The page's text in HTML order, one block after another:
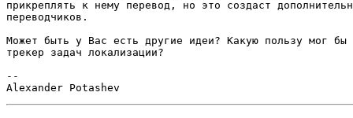
прикреплять к нему перевод, но это создаст
переводчиков.
Может быть у Вас есть другие идеи? Какую пользу мог бы
трекер задач локализации?
--